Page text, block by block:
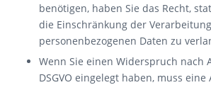
benötigen, haben Sie das Recht,
die Einschränkung der
personenbezogenen Daten zu
Wenn Sie einen Widerspruch nach
DSGVO eingelegt haben, muss eine